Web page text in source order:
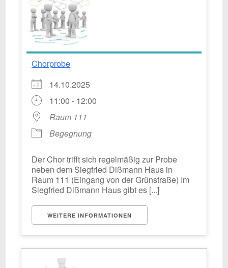
Chorprobe
14.10.2025
11:00 - 12:00
Raum 111
Begegnung
Der Chor trifft sich regelmäßig zur Probe
neben dem Siegfried Dißmann Haus in
Raum 111 (Eingang von der Grünstraße) Im
Siegfried Dißmann Haus gibt es [...]
WEITERE INFORMATIONEN